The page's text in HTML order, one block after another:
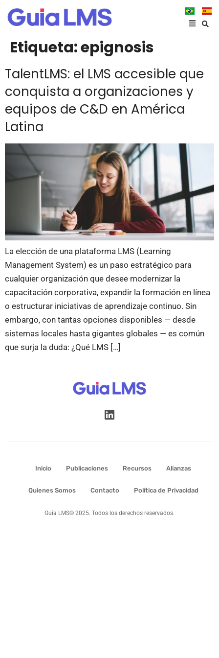
Etiqueta:epignosis
TalentLMS: el LMS accesible que
conquista a organizaciones y
equipos de C&D en América
Latina
La elección de una plataforma LMS (Learning
Management System) es un paso estratégico para
cualquier organización que desee modernizar la
capacitación corporativa, expandir la formación en línea
o estructurar iniciativas de aprendizaje continuo. Sin
embargo, con tantas opciones disponibles — desde
sistemas locales hasta gigantes globales — es común
que surja la duda: ¿Qué LMS […]
Inicio Publicaciones Recursos Alianzas
Quienes Somos Contacto Política de Privacidad
Guía LMS© 2025. Todos los derechos reservados.